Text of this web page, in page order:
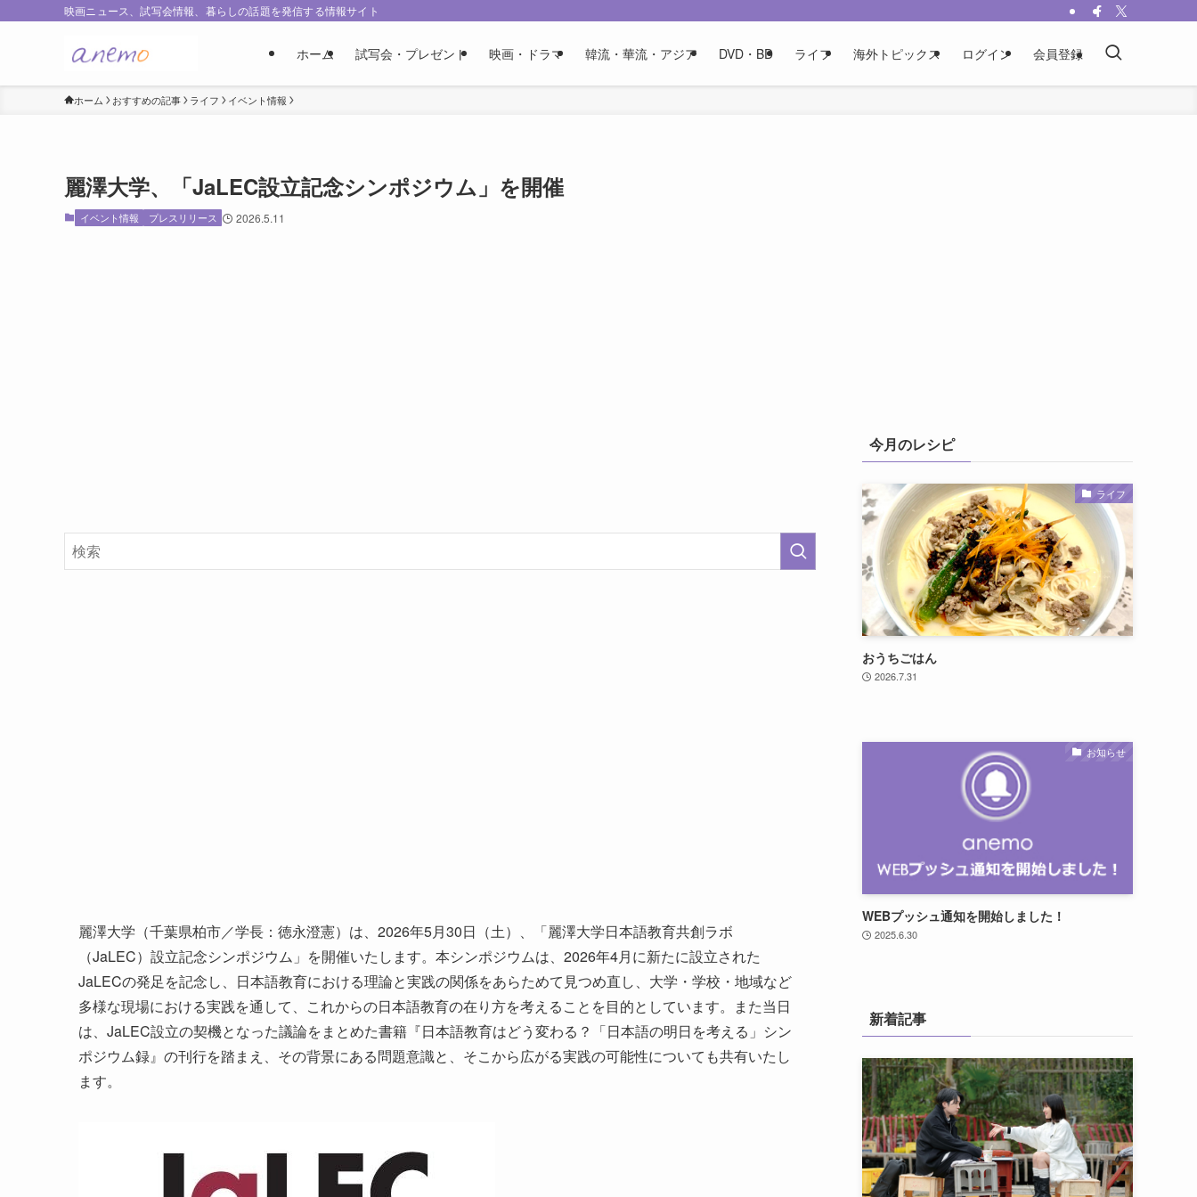
映画ニュース、試写会情報、暮らしの話題を発信する情報サイト
ホーム 試写会・プレゼント 映画・ドラマ 韓流・華流・アジア DVD・BD ライフ 海外トピックス ログイン 会員登録
ホーム おすすめの記事 ライフ イベント情報
麗澤大学、「JaLEC設立記念シンポジウム」を開催
イベント情報 プレスリリース 2026.5.11
麗澤大学（千葉県柏市／学長：徳永澄憲）は、2026年5月30日（土）、「麗澤大学日本語教育共創ラボ
（JaLEC）設立記念シンポジウム」を開催いたします。本シンポジウムは、2026年4月に新たに設立された
JaLECの発足を記念し、日本語教育における理論と実践の関係をあらためて見つめ直し、大学・学校・地域など
多様な現場における実践を通して、これからの日本語教育の在り方を考えることを目的としています。また当日
は、JaLEC設立の契機となった議論をまとめた書籍『日本語教育はどう変わる？「日本語の明日を考える」シン
ポジウム録』の刊行を踏まえ、その背景にある問題意識と、そこから広がる実践の可能性についても共有いたし
ます。
今月のレシピ
ライフ
おうちごはん
2026.7.31
お知らせ
WEBプッシュ通知を開始しました！
2025.6.30
新着記事